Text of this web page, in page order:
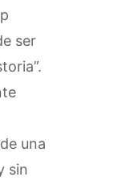
ser
una
sin